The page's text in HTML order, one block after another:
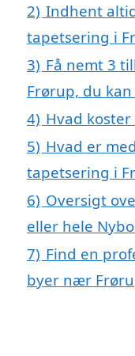
2) Indhent
tapetsering i
3) Få nemt 3
Frørup, du
4) Hvad
5) Hvad er
tapetsering i
6) Oversigt
eller hele
7) Find en
byer nær